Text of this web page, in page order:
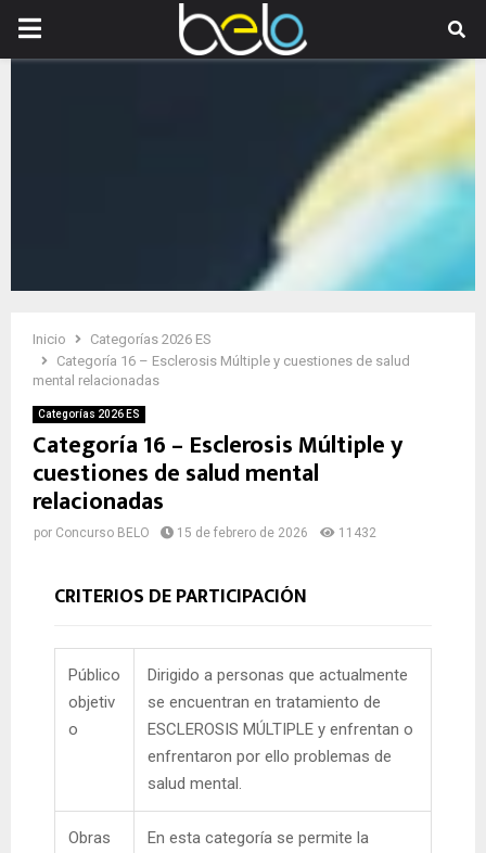
PRIMARY
Inicio
Categorías 2026 ES
Categoría 16 – Esclerosis Múltiple y cuestiones de salud
mental relacionadas
Categorías 2026 ES
Categoría 16 – Esclerosis Múltiple y
cuestiones de salud mental
relacionadas
por Concurso BELO 15 de febrero de 2026 11432
CRITERIOS DE PARTICIPACIÓN
Público
objetiv
o
Dirigido a personas que actualmente
se encuentran en tratamiento de
ESCLEROSIS MÚLTIPLE y enfrentan o
enfrentaron por ello problemas de
salud mental.
Obras
En esta categoría se permite la